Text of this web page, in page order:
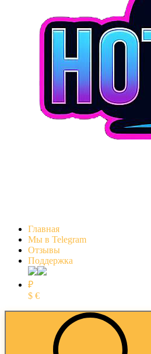
Главная
Мы в Telegram
Отзывы
Поддержка
₽
$ €